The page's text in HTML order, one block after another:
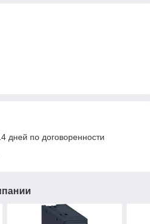
дней по договоренности